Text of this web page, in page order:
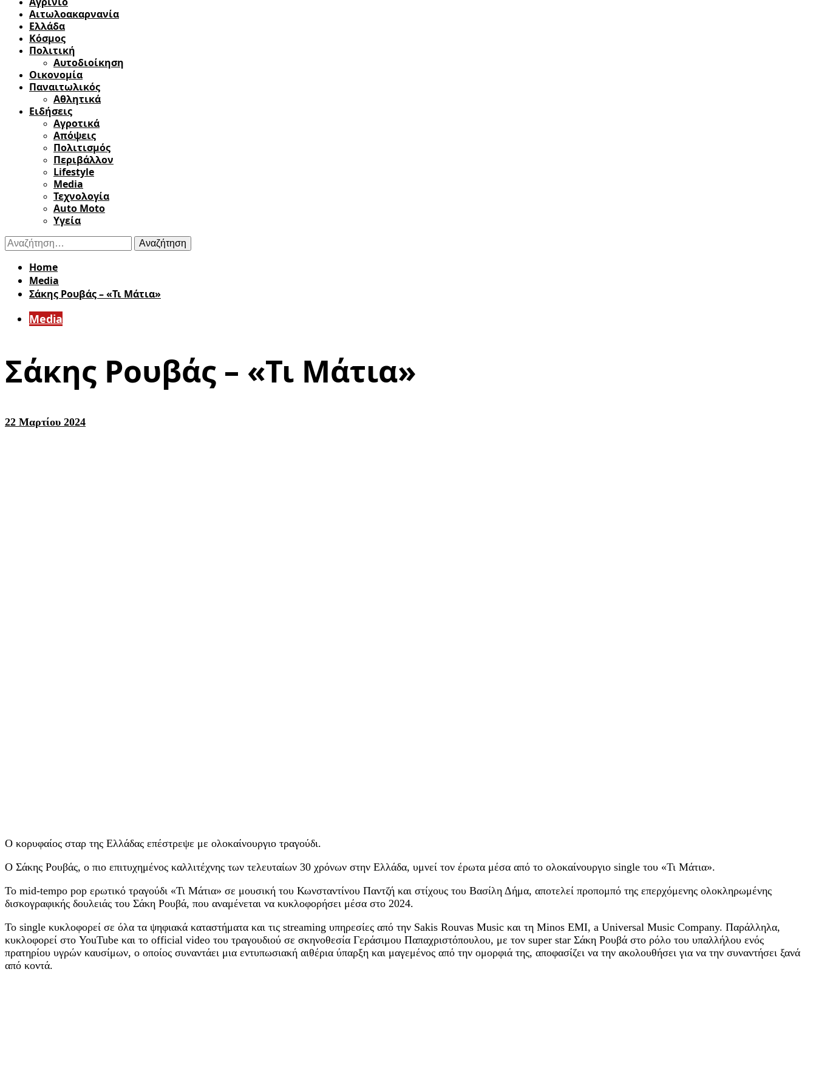
Αιτωλοακαρνανία
Ελλάδα
Κόσμος
Πολιτική
Αυτοδιοίκηση
Οικονομία
Παναιτωλικός
Αθλητικά
Ειδήσεις
Αγροτικά
Απόψεις
Πολιτισμός
Περιβάλλον
Lifestyle
Media
Τεχνολογία
Auto Moto
Υγεία
Αναζήτηση
για:
Home
Media
Σάκης Ρουβάς – «Τι Μάτια»
Media
Σάκης Ρουβάς – «Τι Μάτια»
22 Μαρτίου 2024
Ο κορυφαίος σταρ της Ελλάδας επέστρεψε με ολοκαίνουργιο τραγούδι.
Ο Σάκης Ρουβάς, ο πιο επιτυχημένος καλλιτέχνης των τελευταίων 30 χρόνων στην Ελλάδα, υμνεί τον έρωτα μέσα από το ολοκαίνουργιο single του «Τι Μάτια».
Το mid-tempo pop ερωτικό τραγούδι «Τι Μάτια» σε μουσική του Κωνσταντίνου Παντζή και στίχους του Βασίλη Δήμα, αποτελεί προπομπό της επερχόμενης ολοκληρωμένης
δισκογραφικής δουλειάς του Σάκη Ρουβά, που αναμένεται να κυκλοφορήσει μέσα στο 2024.
Το single κυκλοφορεί σε όλα τα ψηφιακά καταστήματα και τις streaming υπηρεσίες από την Sakis Rouvas Music και τη Minos EMI, a Universal Music Company. Παράλληλα,
κυκλοφορεί στο YouTube και το official video του τραγουδιού σε σκηνοθεσία Γεράσιμου Παπαχριστόπουλου, με τον super star Σάκη Ρουβά στο ρόλο του υπαλλήλου ενός
πρατηρίου υγρών καυσίμων, ο οποίος συναντάει μια εντυπωσιακή αιθέρια ύπαρξη και μαγεμένος από την ομορφιά της, αποφασίζει να την ακολουθήσει για να την συναντήσει ξανά
από κοντά.